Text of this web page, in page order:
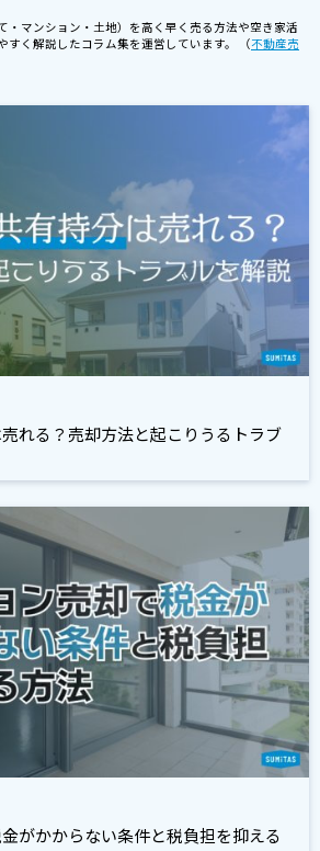
・マンション・土地）を高く早く売る方法や空き家活
すく解説したコラム集を運営しています。 （不動産売
れる？売却方法と起こりうるトラブ
がかからない条件と税負担を抑える